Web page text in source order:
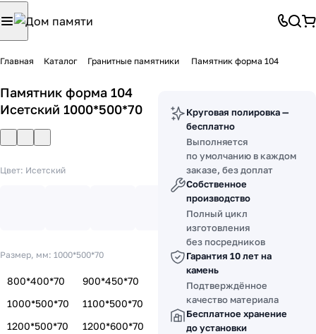
Главная Каталог Гранитные памятники Памятник форма 104
Памятник форма 104
Исетский 1000*500*70
Цвет: Исетский
Размер, мм: 1000*500*70
800*400*70
900*450*70
1000*500*70
1100*500*70
1200*500*70
1200*600*70
Круговая полировка —
бесплатно
Выполняется
по умолчанию в каждом
заказе, без доплат
Собственное
производство
Полный цикл
изготовления
без посредников
Гарантия 10 лет на
камень
Подтверждённое
качество материала
Бесплатное хранение
до установки